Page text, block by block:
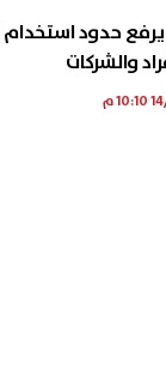
حدود استخدام
والشركات